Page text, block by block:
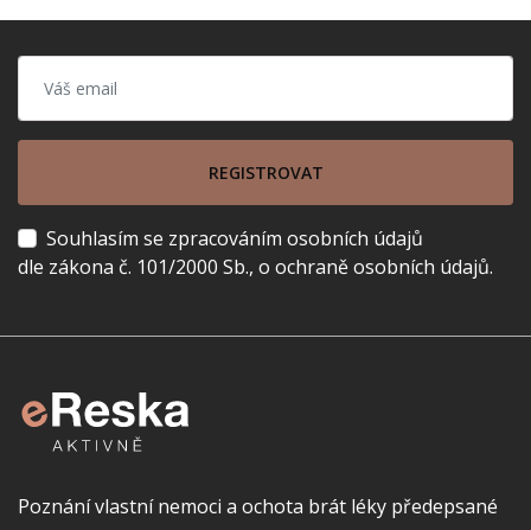
REGISTROVAT
Souhlasím se zpracováním osobních údajů
dle zákona č. 101/2000 Sb., o ochraně osobních údajů.
Poznání vlastní nemoci a ochota brát léky předepsané